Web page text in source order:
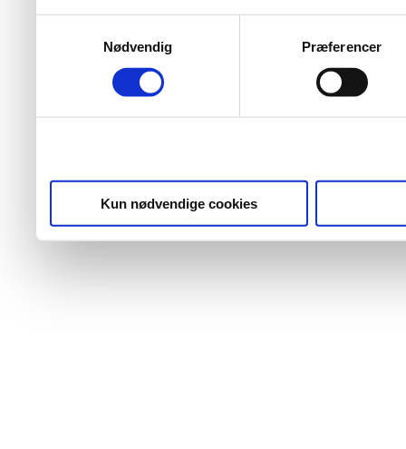
Nødvendig
Præferencer
Kun nødvendige cookies